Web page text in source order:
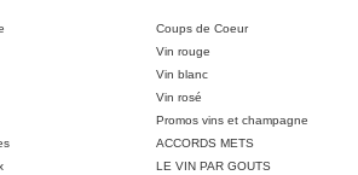
Coups de Coeur
Vin rouge
Vin blanc
Vin rosé
Promos vins et champagne
ACCORDS METS
LE VIN PAR GOUTS